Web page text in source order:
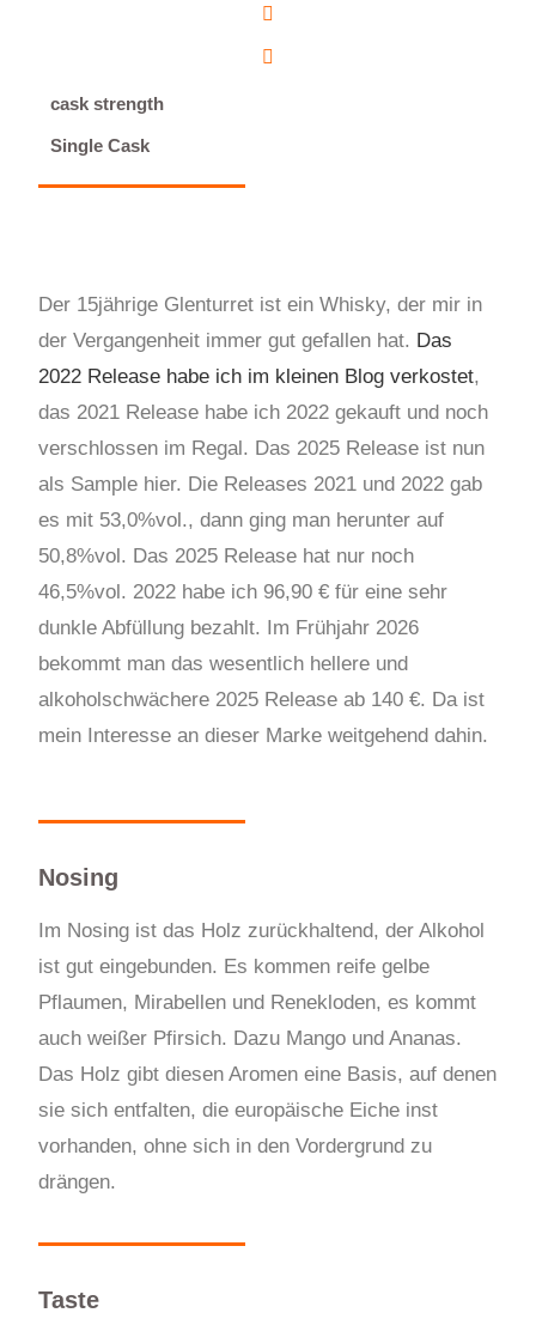
cask strength
Single Cask
Der 15jährige Glenturret ist ein Whisky, der mir in
der Vergangenheit immer gut gefallen hat. Das
2022 Release habe ich im kleinen Blog verkostet,
das 2021 Release habe ich 2022 gekauft und noch
verschlossen im Regal. Das 2025 Release ist nun
als Sample hier. Die Releases 2021 und 2022 gab
es mit 53,0%vol., dann ging man herunter auf
50,8%vol. Das 2025 Release hat nur noch
46,5%vol. 2022 habe ich 96,90 € für eine sehr
dunkle Abfüllung bezahlt. Im Frühjahr 2026
bekommt man das wesentlich hellere und
alkoholschwächere 2025 Release ab 140 €. Da ist
mein Interesse an dieser Marke weitgehend dahin.
Nosing
Im Nosing ist das Holz zurückhaltend, der Alkohol
ist gut eingebunden. Es kommen reife gelbe
Pflaumen, Mirabellen und Renekloden, es kommt
auch weißer Pfirsich. Dazu Mango und Ananas.
Das Holz gibt diesen Aromen eine Basis, auf denen
sie sich entfalten, die europäische Eiche inst
vorhanden, ohne sich in den Vordergrund zu
drängen.
Taste